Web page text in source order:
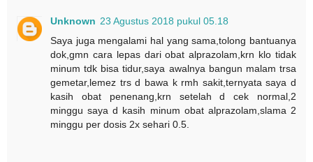
Unknown 23 Agustus 2018 pukul 05.18
Saya juga mengalami hal yang sama,tolong bantuanya
dok,gmn cara lepas dari obat alprazolam,krn klo tidak
minum tdk bisa tidur,saya awalnya bangun malam trsa
gemetar,lemez trs d bawa k rmh sakit,ternyata saya d
kasih obat penenang,krn setelah d cek normal,2
minggu saya d kasih minum obat alprazolam,slama 2
minggu per dosis 2x sehari 0.5.